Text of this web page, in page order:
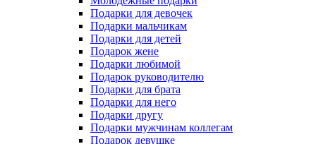
Подарки для девочек
Подарки мальчикам
Подарки для детей
Подарок жене
Подарки любимой
Подарок руководителю
Подарки для брата
Подарки для него
Подарки другу
Подарки мужчинам коллегам
Подарок девушке